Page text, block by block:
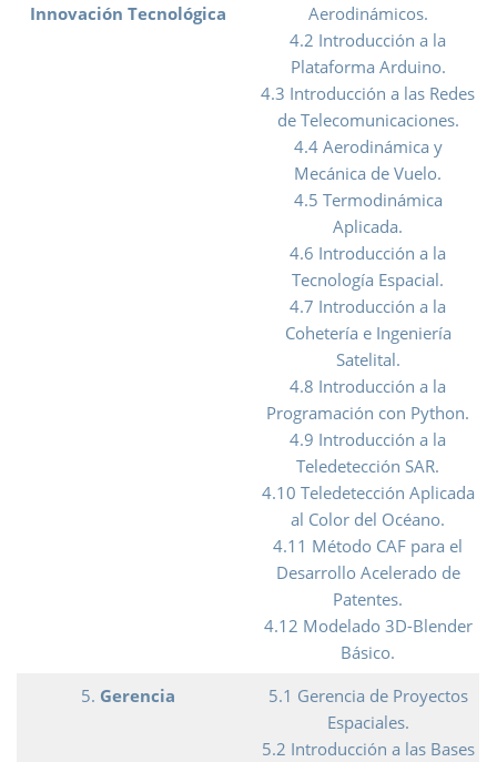
Innovación Tecnológica
Aerodinámicos.
4.2 Introducción a la
Plataforma Arduino.
4.3 Introducción a las Redes
de Telecomunicaciones.
4.4 Aerodinámica y
Mecánica de Vuelo.
4.5 Termodinámica
Aplicada.
4.6 Introducción a la
Tecnología Espacial.
4.7 Introducción a la
Cohetería e Ingeniería
Satelital.
4.8 Introducción a la
Programación con Python.
4.9 Introducción a la
Teledetección SAR.
4.10 Teledetección Aplicada
al Color del Océano.
4.11 Método CAF para el
Desarrollo Acelerado de
Patentes.
4.12 Modelado 3D-Blender
Básico.
5. Gerencia
5.1 Gerencia de Proyectos
Espaciales.
5.2 Introducción a las Bases